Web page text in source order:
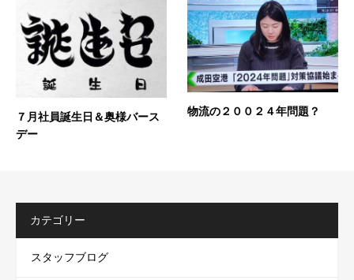
７月社員誕生日＆奥様バース
デー
物流の２００２４年問題？
カテゴリー
スタッフブログ